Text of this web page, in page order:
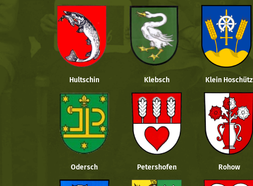
Hultschin Klebsch Klein Hoschütz
Odersch Petershofen Rohow